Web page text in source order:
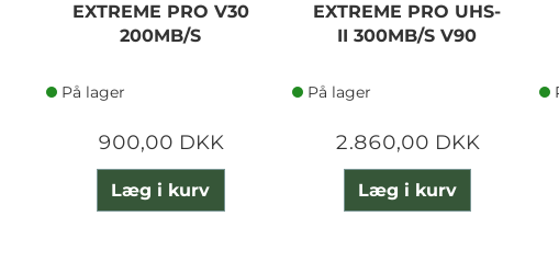
EXTREME PRO V30
200MB/S
På lager
900,00 DKK
Læg i kurv
EXTREME PRO UHS-
II 300MB/S V90
På lager
2.860,00 DKK
Læg i kurv